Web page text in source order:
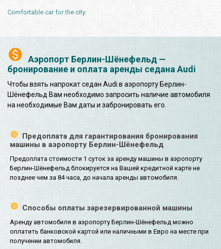
Аэропорт Берлин-Шёнефельд —
бронирование и оплата аренды седана Audi
Чтобы взять напрокат седан Audi в аэропорту Берлин-
Шёнефельд Вам необходимо запросить наличие автомобиля
на необходимые Вам даты и забронировать его.
Предоплата для гарантирования бронирования
машины в аэропорту Берлин-Шёнефельд
Предоплата стоимости 1 суток за аренду машины в аэропорту
Берлин-Шёнефельд блокируется на Вашей кредитной карте не
позднее чем за 84 часа, до начала аренды автомобиля.
Способы оплаты зарезервированной машины
Аренду автомобиля в аэропорту Берлин-Шёнефельд можно
оплатить банковской картой или наличными в Евро на месте при
получении автомобиля.
Comfortable car for the city.